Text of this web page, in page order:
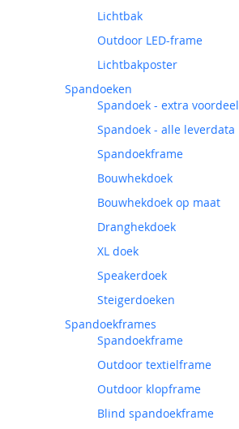
Lichtbak
Outdoor LED-frame
Lichtbakposter
Spandoeken
Spandoek - extra voordeel
Spandoek - alle leverdata
Spandoekframe
Bouwhekdoek
Bouwhekdoek op maat
Dranghekdoek
XL doek
Speakerdoek
Steigerdoeken
Spandoekframes
Spandoekframe
Outdoor textielframe
Outdoor klopframe
Blind spandoekframe